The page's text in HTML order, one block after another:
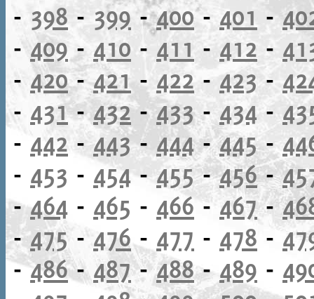
- 398 - 399-400- 401 -
-409 -410 - 411 - 412 -
- 420-421-422 - 423 -
- 431-432-433- 434-
- 442 -443- 444-445-
- 453 - 454-455-456-
-464 - 465 - 466- 467-
-475-476- 477 - 478 -
-486-487-488-489 -